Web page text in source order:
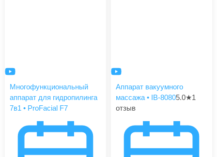
Многофункциональный
аппарат для гидропилинга
7в1 • ProFacial F7
Аппарат вакуумного
массажа • IB-80805.0★1
отзыв